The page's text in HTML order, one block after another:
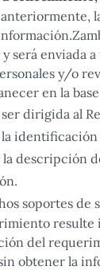
y será enviada
y/o
en la
dirigida al
descripción
soportes de
del
obtener la